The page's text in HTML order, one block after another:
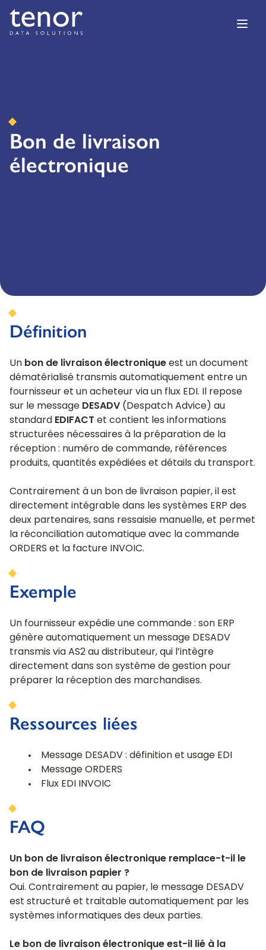
Bon de livraison
électronique
Définition
Un bon de livraison électronique est un document
dématérialisé transmis automatiquement entre un
fournisseur et un acheteur via un flux EDI. Il repose
sur le message DESADV (Despatch Advice) au
standard EDIFACT et contient les informations
structurées nécessaires à la préparation de la
réception : numéro de commande, références
produits, quantités expédiées et détails du transport.
Contrairement à un bon de livraison papier, il est
directement intégrable dans les systèmes ERP des
deux partenaires, sans ressaisie manuelle, et permet
la réconciliation automatique avec la commande
ORDERS et la facture INVOIC.
Exemple
Un fournisseur expédie une commande : son ERP
génère automatiquement un message DESADV
transmis via AS2 au distributeur, qui l’intègre
directement dans son système de gestion pour
préparer la réception des marchandises.
Ressources liées
Message DESADV : définition et usage EDI
Message ORDERS
Flux EDI INVOIC
FAQ
Un bon de livraison électronique remplace-t-il le
bon de livraison papier ?
Oui. Contrairement au papier, le message DESADV
est structuré et traitable automatiquement par les
systèmes informatiques des deux parties.
Le bon de livraison électronique est-il lié à la